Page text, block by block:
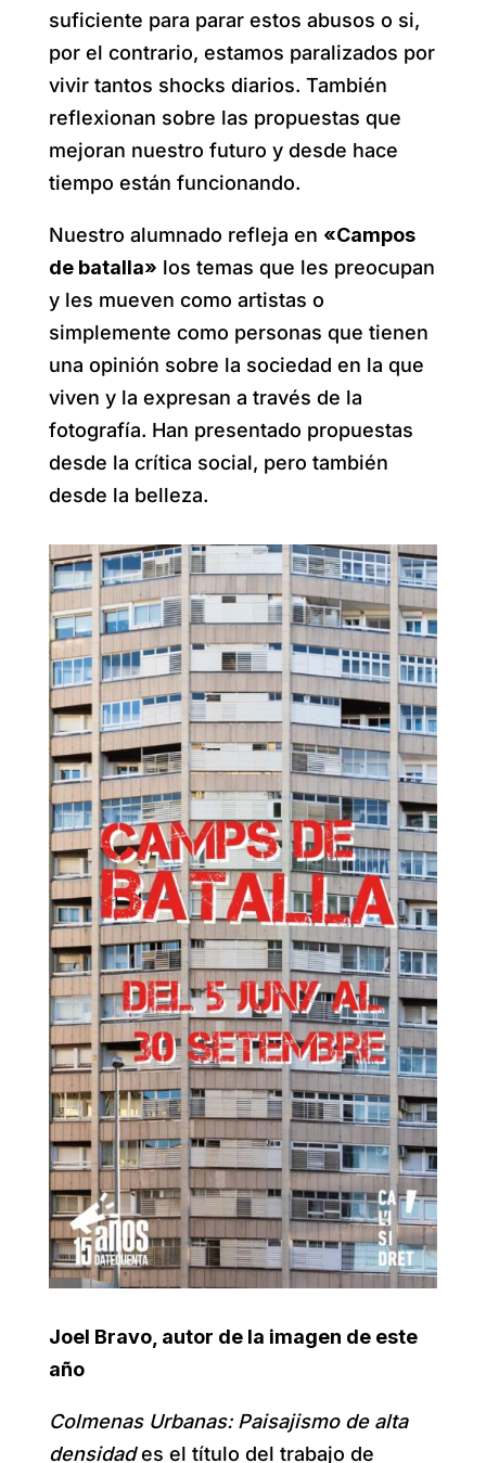
suficiente para parar estos abusos o si,
por el contrario, estamos paralizados por
vivir tantos shocks diarios. También
reflexionan sobre las propuestas que
mejoran nuestro futuro y desde hace
tiempo están funcionando.
Nuestro alumnado refleja en «Campos
de batalla» los temas que les preocupan
y les mueven como artistas o
simplemente como personas que tienen
una opinión sobre la sociedad en la que
viven y la expresan a través de la
fotografía. Han presentado propuestas
desde la crítica social, pero también
desde la belleza.
Joel Bravo, autor de la imagen de este
año
Colmenas Urbanas: Paisajismo de alta
densidades el título del trabajo de